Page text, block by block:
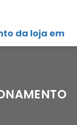
da loja em